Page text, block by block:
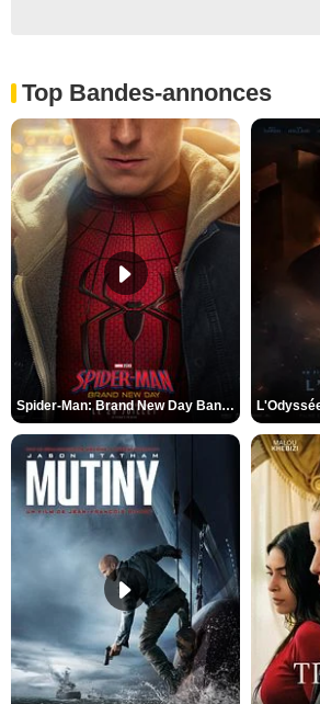
Top Bandes-annonces
Spider-Man: Brand New Day Bande-annonce VO STFR